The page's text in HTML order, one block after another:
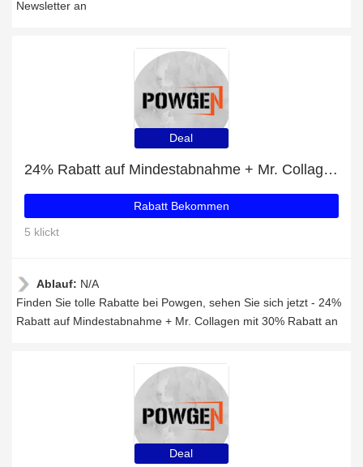
Newsletter an
Deal
24% Rabatt auf Mindestabnahme + Mr. Collagen mit 30% Rabatt
Rabatt Bekommen
5 klickt
Ablauf: N/A
Finden Sie tolle Rabatte bei Powgen, sehen Sie sich jetzt - 24%
Rabatt auf Mindestabnahme + Mr. Collagen mit 30% Rabatt an
Deal